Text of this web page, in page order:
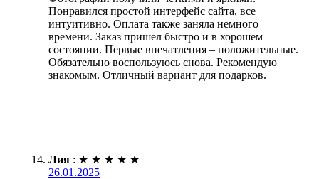
Понравился простой интерфейс сайта, все
интуитивно. Оплата также заняла немного
времени. Заказ пришел быстро и в хорошем
состоянии. Первые впечатления – положительные.
Обязательно воспользуюсь снова. Рекомендую
знакомым. Отличный вариант для подарков.
Лия : ★ ★ ★ ★ ★
26.01.2025